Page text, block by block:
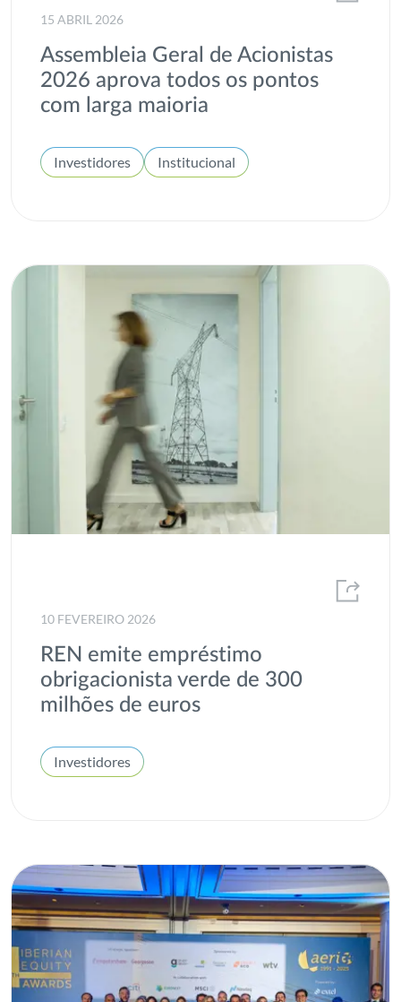
15 ABRIL 2026
Assembleia Geral de Acionistas
2026 aprova todos os pontos
com larga maioria
Investidores Institucional
10 FEVEREIRO 2026
REN emite empréstimo
obrigacionista verde de 300
milhões de euros
Investidores